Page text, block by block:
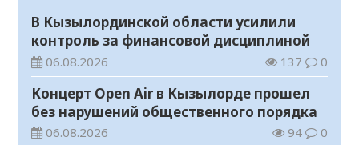
В Кызылординской области усилили
контроль за финансовой дисциплиной
06.08.2026 137 0
Концерт Open Air в Кызылорде прошел
без нарушений общественного порядка
06.08.2026 94 0